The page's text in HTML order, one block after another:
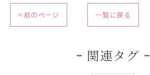
< 前のページ 一覧に戻る
関連タグ